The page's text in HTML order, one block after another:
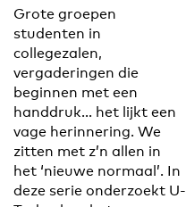
Grote groepen
studenten in
collegezalen,
vergaderingen die
beginnen met een
handdruk... het lijkt een
vage herinnering. We
zitten met z’n allen in
het ‘nieuwe normaal’. In
deze serie onderzoekt U-